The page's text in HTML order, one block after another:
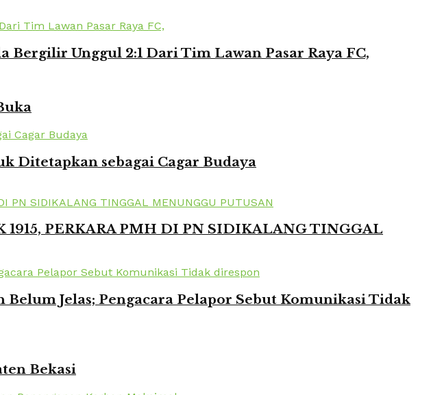
Unggul 2:1 Dari Tim Lawan Pasar Raya FC,
Ditetapkan sebagai Cagar Budaya
PERKARA PMH DI PN SIDIKALANG TINGGAL
Jelas; Pengacara Pelapor Sebut Komunikasi Tidak
Bekasi